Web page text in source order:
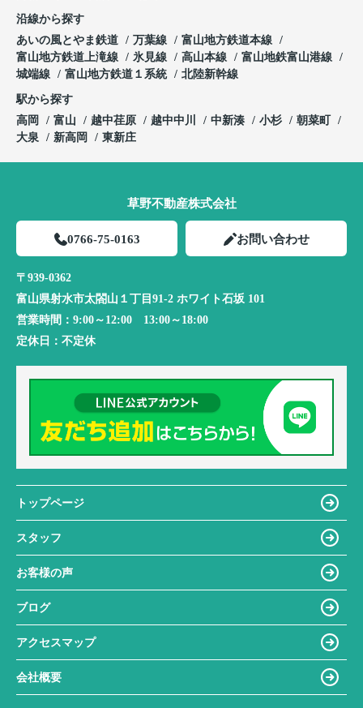
沿線から探す
あいの風とやま鉄道
万葉線
富山地方鉄道本線
富山地方鉄道上滝線
氷見線 高山本線
富山地鉄富山港線
城端線
富山地方鉄道１系統 北陸新幹線
駅から探す
高岡
富山 越中荏原 越中中川 中新湊 小杉
朝菜町
大泉
新高岡 東新庄
草野不動産株式会社
0766-75-0163 お問い合わせ
〒939-0362
富山県射水市太閤山１丁目91-2 ホワイト石坂 101
営業時間： 9:00～12:00 13:00～18:00
定休日： 不定休
トップページ
スタッフ
お客様の声
ブログ
アクセスマップ
会社概要